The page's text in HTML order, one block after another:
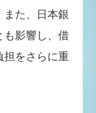
た、日本銀
も影響し、借
担をさらに重